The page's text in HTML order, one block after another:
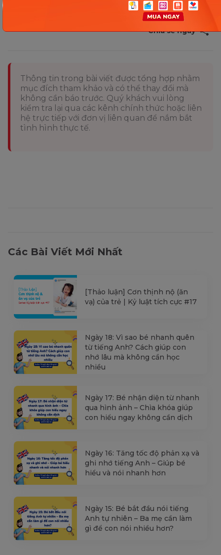
Chia sẻ ngay
Thông tin trong bài viết được tổng hợp nhằm
mục đích tham khảo và có thể thay đổi mà
không cần báo trước. Quý khách vui lòng
kiểm tra lại qua các kênh chính thức hoặc liên
hệ trực tiếp với đơn vị liên quan để nắm bắt
tình hình thực tế.
Các Bài Viết Mới Nhất
[Thảo luận] Cơn thịnh nộ (ăn
vạ) của trẻ | Kỷ luật tích cực #17
Ngày 18: Vì sao bé nhanh quên
từ tiếng Anh? Cách giúp con
nhớ lâu mà không cần học
nhiều
Ngày 17: Bé nhận diện từ nhanh
qua hình ảnh – Chìa khóa giúp
con hiểu ngay không cần dịch
Ngày 16: Tăng tốc độ phản xạ và
ghi nhớ tiếng Anh – Giúp bé
hiểu và nói nhanh hơn
Ngày 15: Bé bắt đầu nói tiếng
Anh tự nhiên – Ba mẹ cần làm
gì để con nói nhiều hơn?